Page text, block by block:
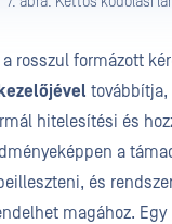
a rosszul formázott
hitelesítési és
a
és
magához.